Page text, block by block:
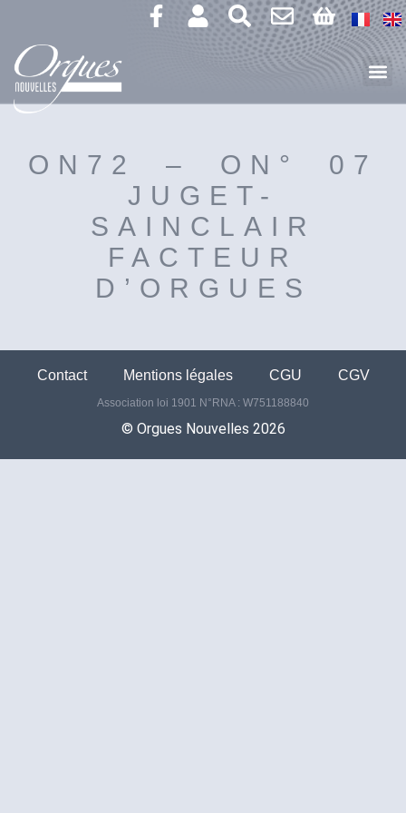
ON72 – ON° 07
JUGET-
SAINCLAIR
FACTEUR
D’ORGUES
©️ Orgues Nouvelles 2026
Association loi 1901 N°RNA : W751188840
Contact Mentions légales CGU CGV